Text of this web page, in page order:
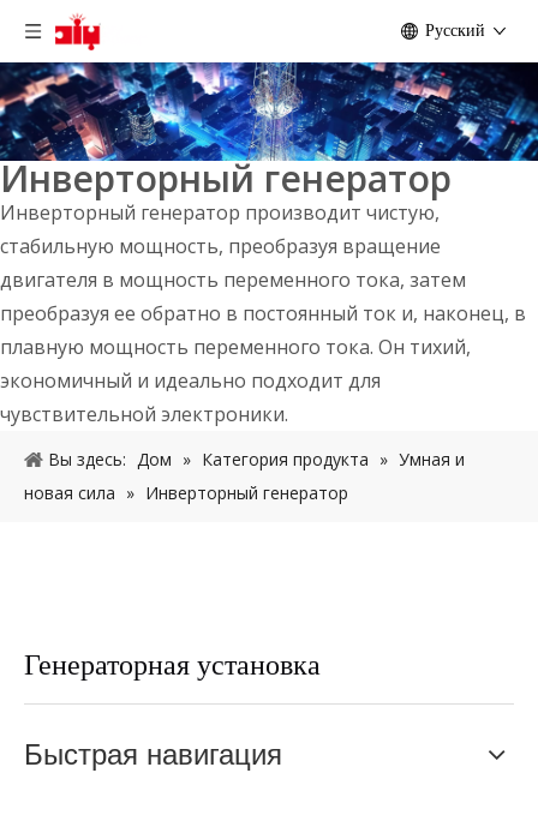
Pусский
Инверторный генератор
Инверторный генератор производит чистую,
стабильную мощность, преобразуя вращение
двигателя в мощность переменного тока, затем
преобразуя ее обратно в постоянный ток и, наконец, в
плавную мощность переменного тока. Он тихий,
экономичный и идеально подходит для
чувствительной электроники.
Вы здесь: Дом » Категория продукта » Умная и
новая сила » Инверторный генератор
Генераторная установка
Быстрая навигация